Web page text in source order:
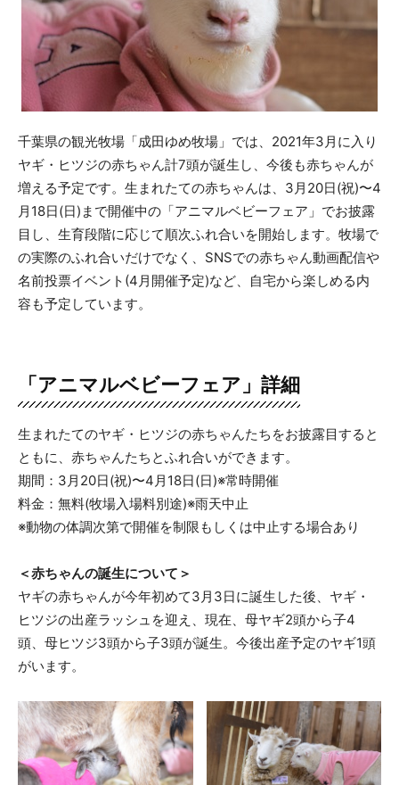
千葉県の観光牧場「成田ゆめ牧場」では、2021年3月に入り
ヤギ・ヒツジの赤ちゃん計7頭が誕生し、今後も赤ちゃんが
増える予定です。生まれたての赤ちゃんは、3月20日(祝)〜4
月18日(日)まで開催中の「アニマルベビーフェア」でお披露
目し、生育段階に応じて順次ふれ合いを開始します。牧場で
の実際のふれ合いだけでなく、SNSでの赤ちゃん動画配信や
名前投票イベント(4月開催予定)など、自宅から楽しめる内
容も予定しています。
「アニマルベビーフェア」詳細
生まれたてのヤギ・ヒツジの赤ちゃんたちをお披露目すると
ともに、赤ちゃんたちとふれ合いができます。
期間：3月20日(祝)〜4月18日(日)※常時開催
料金：無料(牧場入場料別途)※雨天中止
※動物の体調次第で開催を制限もしくは中止する場合あり
＜赤ちゃんの誕生について＞
ヤギの赤ちゃんが今年初めて3月3日に誕生した後、ヤギ・
ヒツジの出産ラッシュを迎え、現在、母ヤギ2頭から子4
頭、母ヒツジ3頭から子3頭が誕生。今後出産予定のヤギ1頭
がいます。